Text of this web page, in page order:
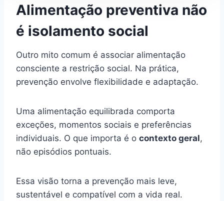
Alimentação preventiva não
é isolamento social
Outro mito comum é associar alimentação
consciente a restrição social. Na prática,
prevenção envolve flexibilidade e adaptação.
Uma alimentação equilibrada comporta
exceções, momentos sociais e preferências
individuais. O que importa é o contexto geral,
não episódios pontuais.
Essa visão torna a prevenção mais leve,
sustentável e compatível com a vida real.